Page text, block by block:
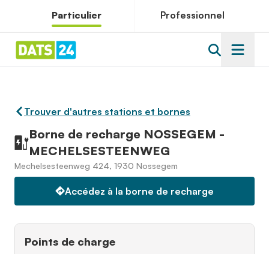
Particulier Professionnel
Trouver d'autres stations et bornes
Borne de recharge NOSSEGEM -
MECHELSESTEENWEG
Mechelsesteenweg 424, 1930 Nossegem
Accédez à la borne de recharge
Points de charge